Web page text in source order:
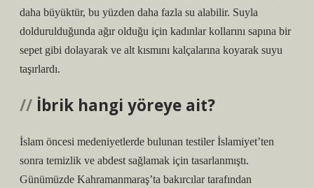
daha büyüktür, bu yüzden daha fazla su alabilir. Suyla
doldurulduğunda ağır olduğu için kadınlar kollarını sapına bir
sepet gibi dolayarak ve alt kısmını kalçalarına koyarak suyu
taşırlardı.
İbrik hangi yöreye ait?
İslam öncesi medeniyetlerde bulunan testiler İslamiyet’ten
sonra temizlik ve abdest sağlamak için tasarlanmıştı.
Günümüzde Kahramanmaraş’ta bakırcılar tarafından